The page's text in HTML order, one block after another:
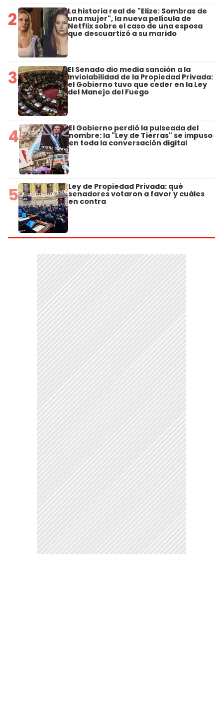
2 La historia real de "Elize: Sombras de
una mujer", la nueva película de
Netflix sobre el caso de una esposa
que descuartizó a su marido
3 El Senado dio media sanción a la
Inviolabilidad de la Propiedad Privada:
el Gobierno tuvo que ceder en la Ley
del Manejo del Fuego
4 El Gobierno perdió la pulseada del
nombre: la "Ley de Tierras" se impuso
en toda la conversación digital
5 Ley de Propiedad Privada: qué
senadores votaron a favor y cuáles
en contra